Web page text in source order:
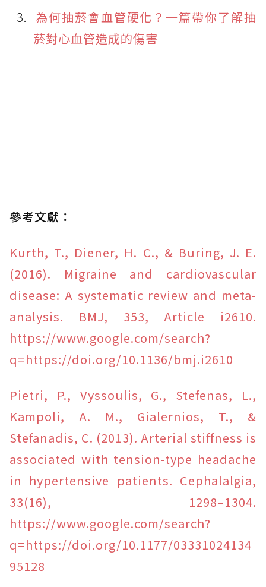
為何抽菸會血管硬化？一篇帶你了解抽
菸對心血管造成的傷害
參考文獻：
Kurth, T., Diener, H. C., & Buring, J. E.
(2016). Migraine and cardiovascular
disease: A systematic review and meta-
analysis. BMJ, 353, Article i2610.
https://www.google.com/search?
q=https://doi.org/10.1136/bmj.i2610
Pietri, P., Vyssoulis, G., Stefenas, L.,
Kampoli, A. M., Gialernios, T., &
Stefanadis, C. (2013). Arterial stiffness is
associated with tension-type headache
in hypertensive patients. Cephalalgia,
33(16), 1298–1304.
https://www.google.com/search?
q=https://doi.org/10.1177/03331024134
95128